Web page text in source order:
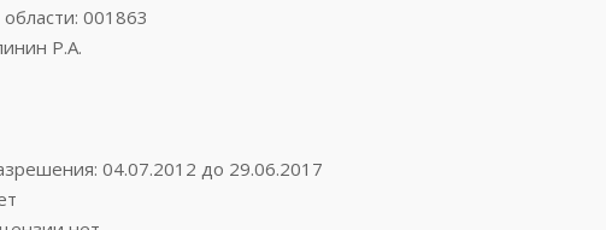
001863
Р.А.
04.07.2012 до 29.06.2017